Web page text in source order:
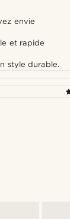
envie
et rapide
style durable.